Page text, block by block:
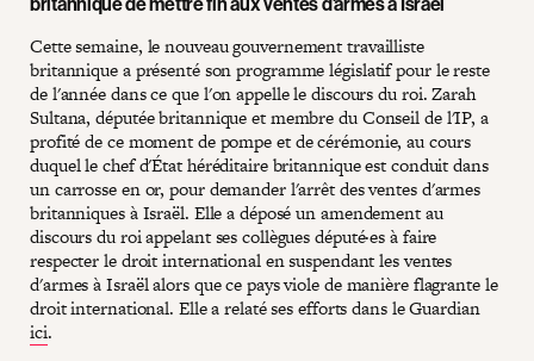
Cette semaine, le nouveau gouvernement travailliste
britannique a présenté son programme législatif pour le reste
de l'année dans ce que l'on appelle le discours du roi. Zarah
Sultana, députée britannique et membre du Conseil de l'IP, a
profité de ce moment de pompe et de cérémonie, au cours
duquel le chef d'État héréditaire britannique est conduit dans
un carrosse en or, pour demander l'arrêt des ventes d'armes
britanniques à Israël. Elle a déposé un amendement au
discours du roi appelant ses collègues député·es à faire
respecter le droit international en suspendant les ventes
d'armes à Israël alors que ce pays viole de manière flagrante le
droit international. Elle a relaté ses efforts dans le Guardian
ici.